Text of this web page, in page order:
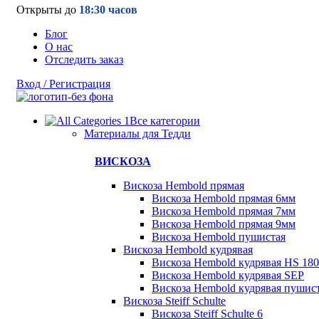
Открыты до 18:30 часов
Блог
О нас
Отследить заказ
Вход / Регистрация
Все категории
Материалы для Тедди
ВИСКОЗА
Вискоза Hembold прямая
Вискоза Hembold прямая 6мм
Вискоза Hembold прямая 7мм
Вискоза Hembold прямая 9мм
Вискоза Hembold пушистая
Вискоза Hembold кудрявая
Вискоза Hembold кудрявая HS 180
Вискоза Hembold кудрявая SEP
Вискоза Hembold кудрявая
Вискоза Steiff Schulte
Вискоза Steiff Schulte 6